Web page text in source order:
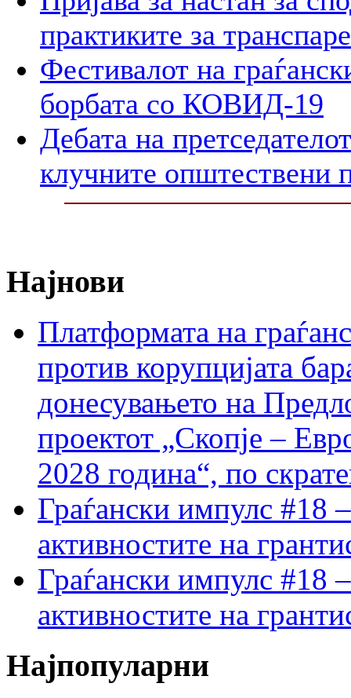
практиките за
Фестивалот на
борбата со КОВИД-19
Дебата на
клучните општествени
Најнови
Платформата на
против корупцијата
донесувањето на
проектот „Скопје –
2028 година“, по
Граѓански импулс #18
активностите на
Граѓански импулс #18
активностите на
Најпопуларни